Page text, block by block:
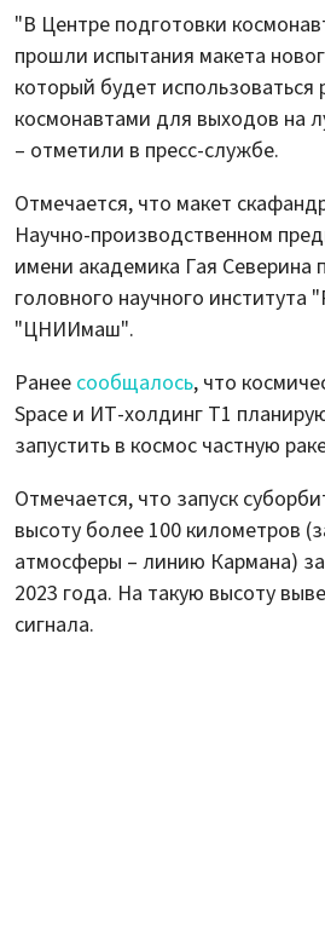
"В Центре подготовки
прошли испытания макета
который будет использоваться
космонавтами для выходов на
– отметили в пресс-службе.
Отмечается, что макет
Научно-производственном
имени академика Гая Северина
головного научного института
"ЦНИИмаш".
Ранее сообщалось, что
Space и ИТ-холдинг Т1
запустить в космос частную
Отмечается, что запуск
высоту более 100 километров
атмосферы – линию Кармана)
2023 года. На такую высоту
сигнала.